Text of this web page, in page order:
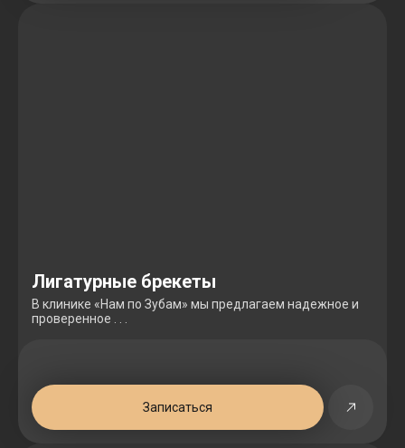
Лигатурные брекеты
В клинике «Нам по Зубам» мы предлагаем надежное и
проверенное . . .
Записаться